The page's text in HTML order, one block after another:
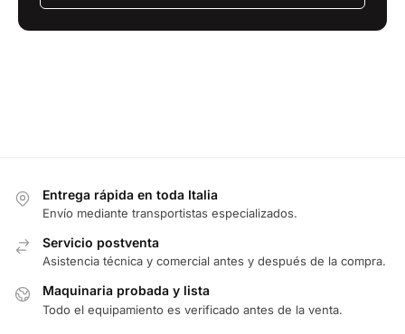
Entrega rápida en toda Italia
Envío mediante transportistas especializados.
Servicio postventa
Asistencia técnica y comercial antes y después de la compra.
Maquinaria probada y lista
Todo el equipamiento es verificado antes de la venta.